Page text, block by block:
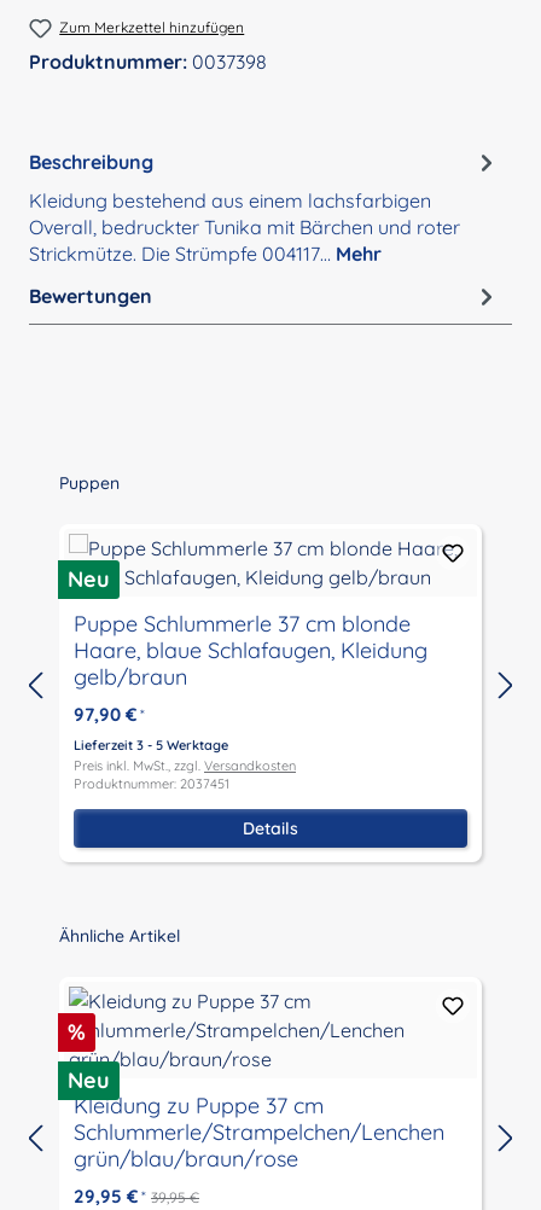
Zum Merkzettel hinzufügen
Produktnummer: 0037398
Beschreibung
Kleidung bestehend aus einem lachsfarbigen
Overall, bedruckter Tunika mit Bärchen und roter
Strickmütze. Die Strümpfe 004117… Mehr
Bewertungen
Produktgalerie überspringen
Puppen
Neu
Puppe Schlummerle 37 cm blonde
Haare, blaue Schlafaugen, Kleidung
gelb/braun
97,90 € *
Lieferzeit 3 - 5 Werktage
Preis inkl. MwSt., zzgl. Versandkosten
Produktnummer: 2037451
Details
Produktgalerie überspringen
Ähnliche Artikel
Rabatt
%
Neu
Kleidung zu Puppe 37 cm
Schlummerle/Strampelchen/Lenchen
grün/blau/braun/rose
29,95 € * 39,95 €